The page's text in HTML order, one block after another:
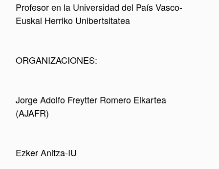
Profesoren la Universidad del País Vasco-
Euskal Herriko Unibertsitatea
ORGANIZACIONES:
Jorge Adolfo Freytter Romero Elkartea
(AJAFR)
Ezker Anitza-IU